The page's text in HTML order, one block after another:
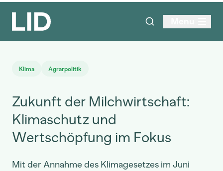
Klima Agrarpolitik
Zukunft der Milchwirtschaft:
Klimaschutz und
Wertschöpfung im Fokus
Mit der Annahme des Klimagesetzes im Juni